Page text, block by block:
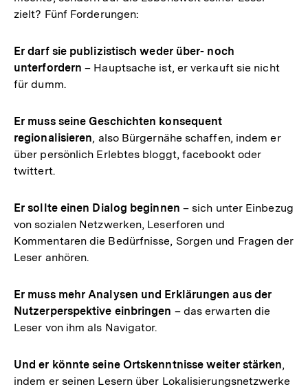
zielt? Fünf Forderungen:
Er darf sie publizistisch weder über- noch
unterfordern – Hauptsache ist, er verkauft sie nicht
für dumm.
Er muss seine Geschichten konsequent
regionalisieren, also Bürgernähe schaffen, indem er
über persönlich Erlebtes bloggt, facebookt oder
twittert.
Er sollte einen Dialog beginnen – sich unter Einbezug
von sozialen Netzwerken, Leserforen und
Kommentaren die Bedürfnisse, Sorgen und Fragen der
Leser anhören.
Er muss mehr Analysen und Erklärungen aus der
Nutzerperspektive einbringen – das erwarten die
Leser von ihm als Navigator.
Und er könnte seine Ortskenntnisse weiter stärken,
indem er seinen Lesern über Lokalisierungsnetzwerke